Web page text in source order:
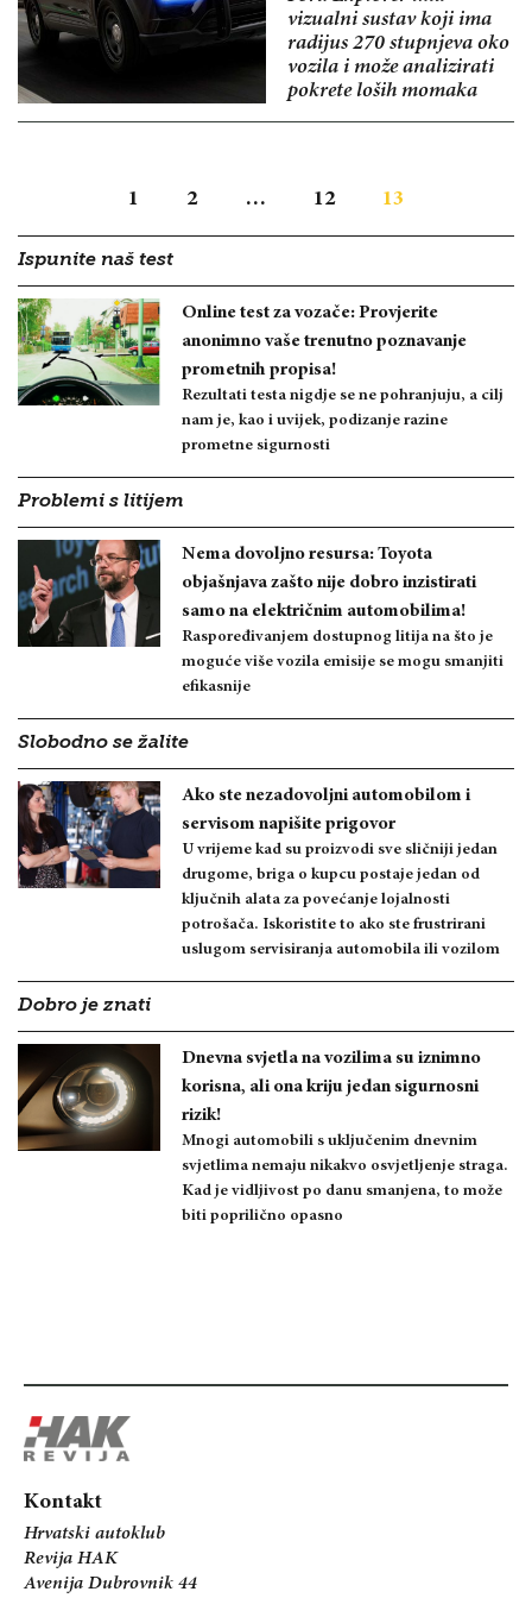
vizualni sustav koji ima
radijus 270 stupnjeva oko
vozila i može analizirati
pokrete loših momaka
1 2 … 12 13
Ispunite naš test
Online test za vozače: Provjerite
anonimno vaše trenutno poznavanje
prometnih propisa!
Rezultati testa nigdje se ne pohranjuju, a cilj
nam je, kao i uvijek, podizanje razine
prometne sigurnosti
Problemi s litijem
Nema dovoljno resursa: Toyota
objašnjava zašto nije dobro inzistirati
samo na električnim automobilima!
Raspoređivanjem dostupnog litija na što je
moguće više vozila emisije se mogu smanjiti
efikasnije
Slobodno se žalite
Ako ste nezadovoljni automobilom i
servisom napišite prigovor
U vrijeme kad su proizvodi sve sličniji jedan
drugome, briga o kupcu postaje jedan od
ključnih alata za povećanje lojalnosti
potrošača. Iskoristite to ako ste frustrirani
uslugom servisiranja automobila ili vozilom
Dobro je znati
Dnevna svjetla na vozilima su iznimno
korisna, ali ona kriju jedan sigurnosni
rizik!
Mnogi automobili s uključenim dnevnim
svjetlima nemaju nikakvo osvjetljenje straga.
Kad je vidljivost po danu smanjena, to može
biti poprilično opasno
Kontakt
Hrvatski autoklub
Revija HAK
Avenija Dubrovnik 44